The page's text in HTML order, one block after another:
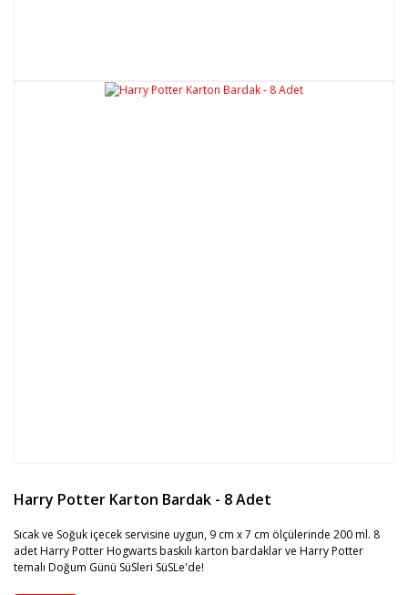
Harry Potter Karton Bardak - 8 Adet
Sıcak ve Soğuk içecek servisine uygun, 9 cm x 7 cm ölçülerinde 200 ml. 8
adet Harry Potter Hogwarts baskılı karton bardaklar ve Harry Potter
temalı Doğum Günü SüSleri SüSLe'de!